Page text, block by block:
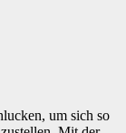
um sich so